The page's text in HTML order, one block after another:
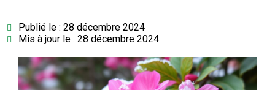
Publié le : 28 décembre 2024
Mis à jour le : 28 décembre 2024